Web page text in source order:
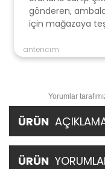
gönderen,
için mağazaya
antencim
Yorumlar
ÜRÜN
ÜRÜN